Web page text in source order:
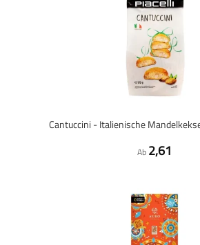
Cantuccini - Italienische
Ab 2,61